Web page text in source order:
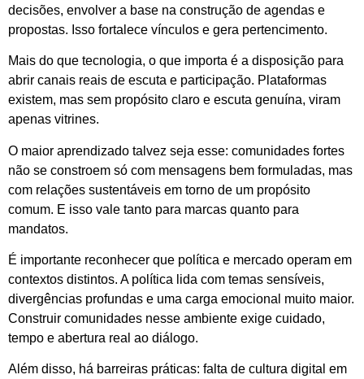
decisões, envolver a base na construção de agendas e
propostas. Isso fortalece vínculos e gera pertencimento.
Mais do que tecnologia, o que importa é a disposição para
abrir canais reais de escuta e participação. Plataformas
existem, mas sem propósito claro e escuta genuína, viram
apenas vitrines.
O maior aprendizado talvez seja esse: comunidades fortes
não se constroem só com mensagens bem formuladas, mas
com relações sustentáveis em torno de um propósito
comum. E isso vale tanto para marcas quanto para
mandatos.
É importante reconhecer que política e mercado operam em
contextos distintos. A política lida com temas sensíveis,
divergências profundas e uma carga emocional muito maior.
Construir comunidades nesse ambiente exige cuidado,
tempo e abertura real ao diálogo.
Além disso, há barreiras práticas: falta de cultura digital em